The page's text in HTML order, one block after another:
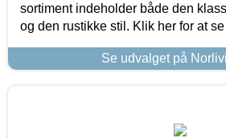
sortiment indeholder både den
og den rustikke stil. Klik her for at
Se udvalget på